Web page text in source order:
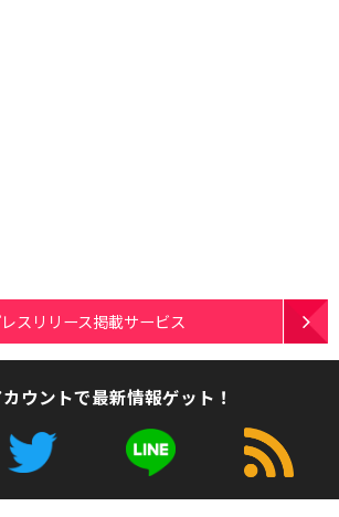
スリリース掲載サービス
ウントで最新情報ゲット！